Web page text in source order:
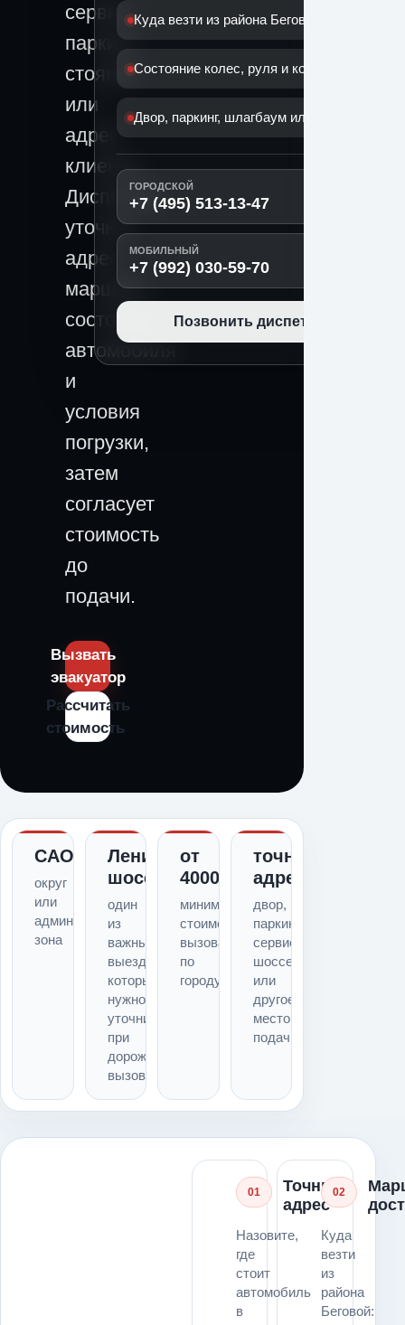
сервис,
паркинг,
стоянка
или
адрес
клиента.
Диспетчер
уточнит
адрес,
маршрут,
состояние
автомобиля
и
условия
погрузки,
затем
согласует
стоимость
до
подачи.
Вызвать
эвакуатор
Рассчитать
стоимость
Куда везти из района Беговой
Состояние колес, руля и коробки
Двор, паркинг, шлагбаум или дорога
ГОРОДСКОЙ
+7 (495) 513-13-47
МОБИЛЬНЫЙ
+7 (992) 030-59-70
Позвонить диспетчеру
САО
округ
или
административная
зона
Ленинградское
шоссе
один
из
важных
выездов,
который
нужно
уточнить
при
дорожном
вызове
от
4000
минимальная
стоимость
вызова
по
городу
точный
адрес
двор,
паркинг,
сервис,
шоссе
или
другое
место
подачи
01
Точный
адрес
Назовите,
где
стоит
автомобиль
в
02
Куда
везти
из
района
Беговой: